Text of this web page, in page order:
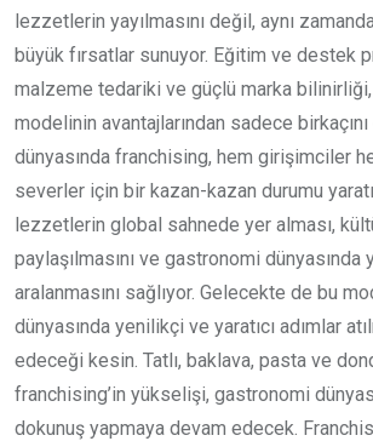
lezzetlerin yayılmasını değil, aynı
büyük fırsatlar sunuyor. Eğitim ve destek
malzeme tedariki ve güçlü marka
modelinin avantajlarından sadece birkaçını
dünyasında franchising, hem girişimciler
severler için bir kazan-kazan durumu
lezzetlerin global sahnede yer alması,
paylaşılmasını ve gastronomi dünyasında
aralanmasını sağlıyor. Gelecekte de bu
dünyasında yenilikçi ve yaratıcı adımlar
edeceği kesin. Tatlı, baklava, pasta ve
franchising’in yükselişi, gastronomi
dokunuş yapmaya devam edecek.